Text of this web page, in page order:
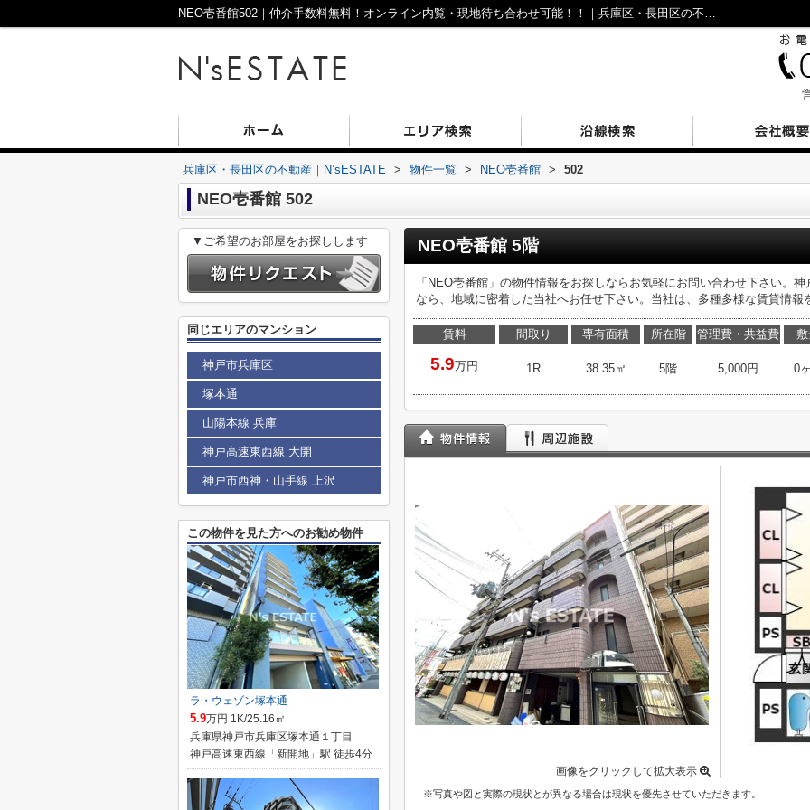
NEO壱番館502｜仲介手数料無料！オンライン内覧・現地待ち合わせ可能！！｜兵庫区・長田区の不動産｜N’sESTATE
兵庫区・長田区の不動産｜N’sESTATE > 物件一覧 > NEO壱番館 > 502
NEO壱番館 502
NEO壱番館 5階
「NEO壱番館」の物件情報をお探しならお気軽にお問い合わせ下さい。
なら、地域に密着した当社へお任せ下さい。当社は、多種多様な賃貸情報
賃料
5.9万円
間取り
1R
専有面積
38.35㎡
所在階
5階
管理費・共益費
5,000円 0
画像をクリックして拡大表示
※写真や図と実際の現状とが異なる場合は現状を優先させていただきます。
▼ご希望のお部屋をお探しします
同じエリアのマンション
神戸市兵庫区
塚本通
山陽本線 兵庫
神戸高速東西線 大開
神戸市西神・山手線 上沢
この物件を見た方へのお勧め物件
ラ・ウェゾン塚本通
5.9万円 1K/25.16㎡
兵庫県神戸市兵庫区塚本通１丁目
神戸高速東西線「新開地」駅 徒歩4分